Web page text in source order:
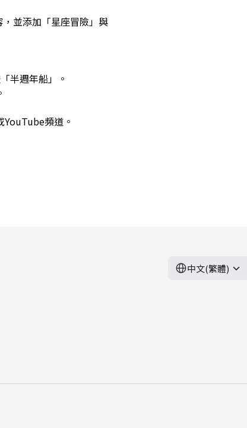
並添加「星座冒險」與
半週年船」。
YouTube頻道 。
中文(繁體)